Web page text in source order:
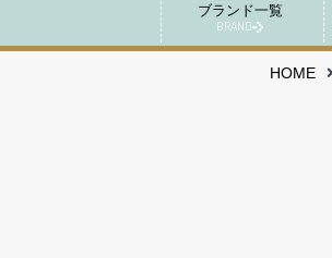
ブランド一覧
BRAND
HOME